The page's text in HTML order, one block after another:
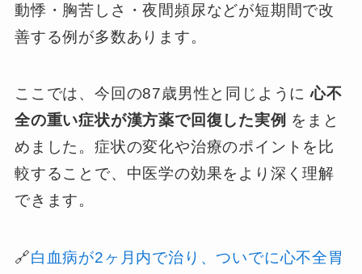
動悸・胸苦しさ・夜間頻尿などが短期間で改
善する例が多数あります。
ここでは、今回の87歳男性と同じように心不
全の重い症状が漢方薬で回復した実例 をまと
めました。症状の変化や治療のポイントを比
較することで、中医学の効果をより深く理解
できます。
🔗白血病が2ヶ月内で治り、ついでに心不全胃